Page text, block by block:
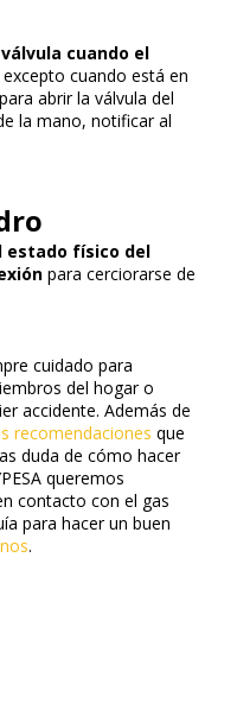
cuando el
excepto cuando está en
abrir la válvula del
la mano, notificar al
estado físico del
para cerciorarse de
cuidado para
del hogar o
accidente. Además de
recomendaciones que
duda de cómo hacer
queremos
contacto con el gas
para hacer un buen
.